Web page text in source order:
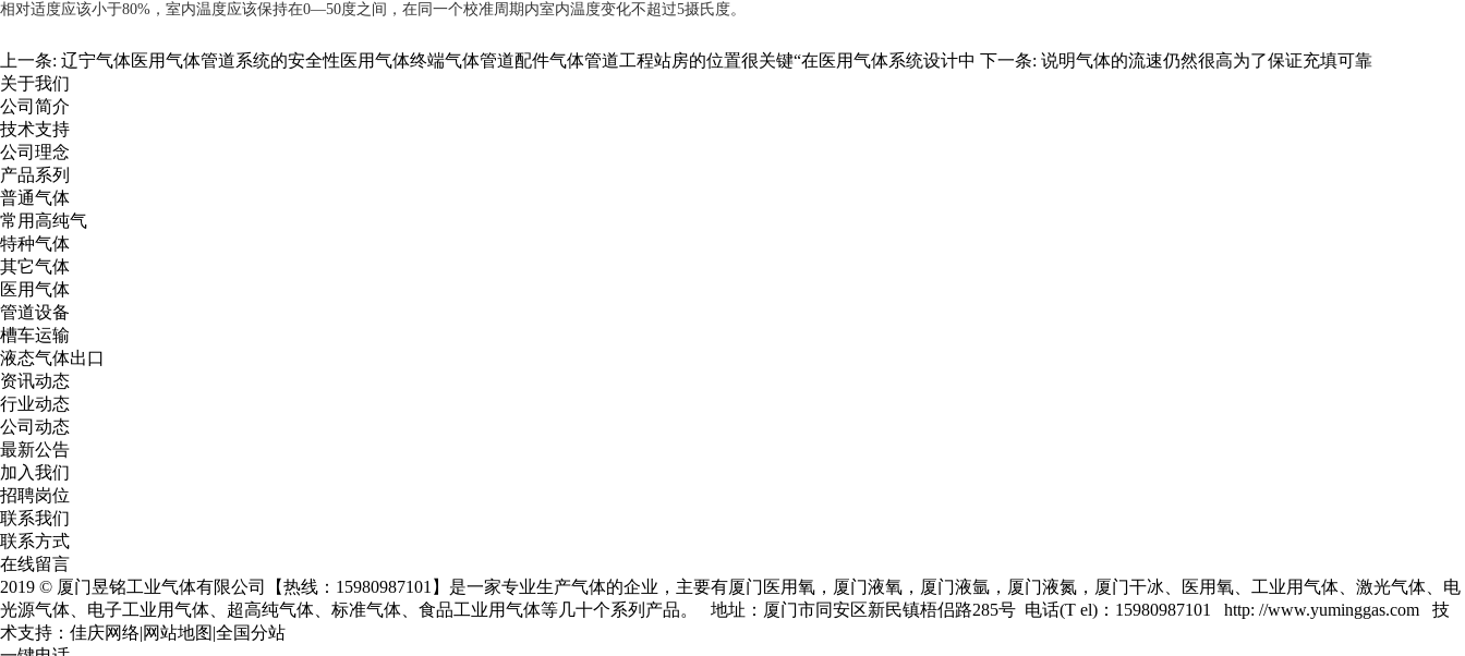
相对适度应该小于80%，室内温度应该保持在0—50度之间，在同一个校准周期内室内温度变化不超过5摄氏度。
上一条: 辽宁气体医用气体管道系统的安全性医用气体终端气体管道配件气体管道工程站房的位置很关键“在医用气体系统设计中 下一条: 说明气体的流速仍然很高为了保证充填可靠
关于我们
公司简介
技术支持
公司理念
产品系列
普通气体
常用高纯气
特种气体
其它气体
医用气体
管道设备
槽车运输
液态气体出口
资讯动态
行业动态
公司动态
最新公告
加入我们
招聘岗位
联系我们
联系方式
在线留言
2019 © 厦门昱铭工业气体有限公司【热线：15980987101】是一家专业生产气体的企业，主要有厦门医用氧 ， 厦门液氧 ， 厦门液氩 ， 厦门液氮 ，厦门干冰、医用氧、工业用气体、激光气体、电
光源气体、电子工业用气体、超高纯气体、标准气体、食品工业用气体等几十个系列产品。 地址：厦门市同安区新民镇梧侣路285号 电话(T el)：15980987101 http: //www.yuminggas.com 技
术支持： 佳庆网络|网站地图|全国分站